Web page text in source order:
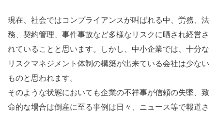
現在、社会ではコンプライアンスが叫ばれる中、労務、法
務、契約管理、事件事故など多様なリスクに晒され経営さ
れていることと思います。しかし、中小企業では、十分な
リスクマネジメント体制の構築が出来ている会社は少ない
ものと思われます。
そのような状態においても企業の不祥事が信頼の失墜、致
命的な場合は倒産に至る事例は日々、ニュース等で報道さ